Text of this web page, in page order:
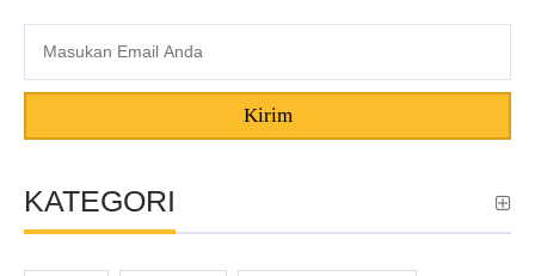
Kirim
KATEGORI